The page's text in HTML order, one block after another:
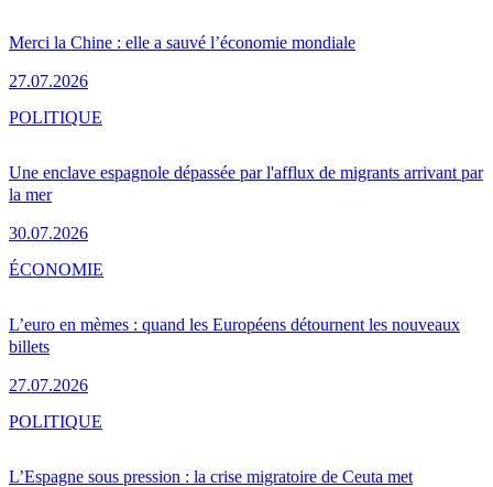
Merci la Chine : elle a sauvé l’économie mondiale
27.07.2026
Une enclave espagnole dépassée par l'afflux de migrants arrivant par
la mer
30.07.2026
POLITIQUE
L’euro en mèmes : quand les Européens détournent les nouveaux
billets
27.07.2026
ÉCONOMIE
L’Espagne sous pression : la crise migratoire de Ceuta met
POLITIQUE